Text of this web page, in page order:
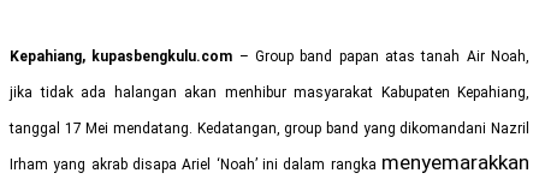
Kepahiang, kupasbengkulu.com – Group band papan atas tanah Air Noah,
jika tidak ada halangan akan menhibur masyarakat Kabupaten Kepahiang,
tanggal 17 Mei mendatang. Kedatangan, group band yang dikomandani Nazril
Irham yang akrab disapa Ariel ‘Noah’ ini dalam rangka menyemarakkan